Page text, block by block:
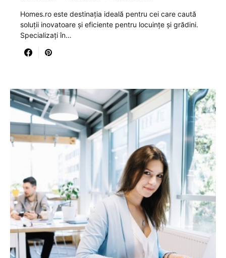
Homes.ro este destinația ideală pentru cei care caută
soluții inovatoare și eficiente pentru locuințe și grădini.
Specializați în…